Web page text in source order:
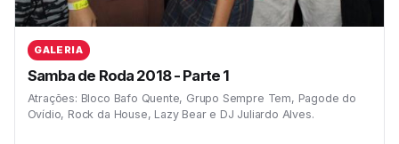
GALERIA
Samba de Roda 2018 - Parte 1
Atrações: Bloco Bafo Quente, Grupo Sempre Tem, Pagode do
Ovídio, Rock da House, Lazy Bear e DJ Juliardo Alves.